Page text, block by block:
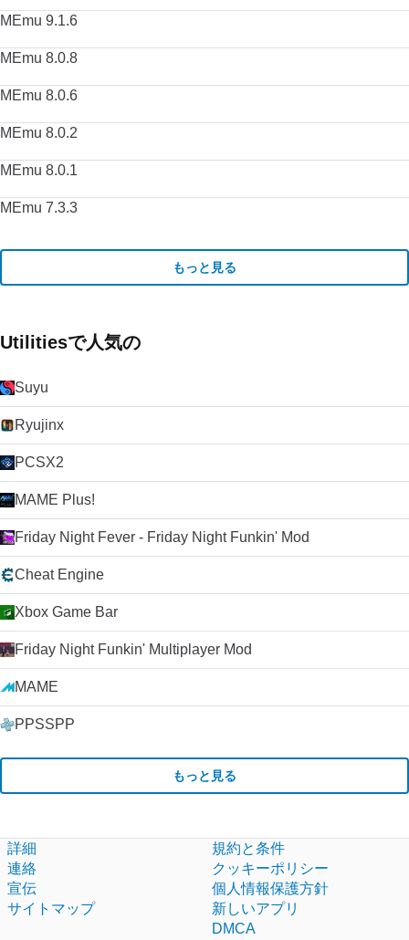
MEmu 9.1.6
MEmu 8.0.8
MEmu 8.0.6
MEmu 8.0.2
MEmu 8.0.1
MEmu 7.3.3
もっと見る
Utilitiesで人気の
Suyu
Ryujinx
PCSX2
MAME Plus!
Friday Night Fever - Friday Night Funkin' Mod
Cheat Engine
Xbox Game Bar
Friday Night Funkin' Multiplayer Mod
MAME
PPSSPP
もっと見る
詳細
連絡
宣伝
サイトマップ
規約と条件
クッキーポリシー
個人情報保護方針
新しいアプリ
DMCA